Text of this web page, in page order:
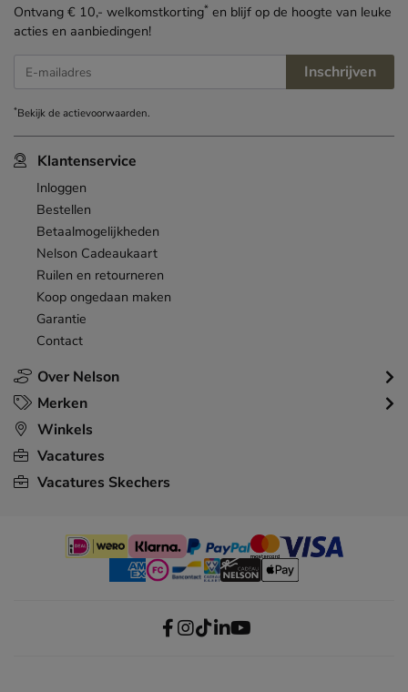
Over Nelson
Klantenservice
Inloggen
Bestellen
Betaalmogelijkheden
Nelson Cadeaukaart
Ruilen en retourneren
Koop ongedaan maken
Garantie
Contact
Merken
Winkels
Vacatures
Vacatures Skechers
Ontvang € 10,- welkomstkorting* en blijf op de hoogte van leuke
acties en aanbiedingen!
E-mailadres Inschrijven
*Bekijk deactievoorwaarden.